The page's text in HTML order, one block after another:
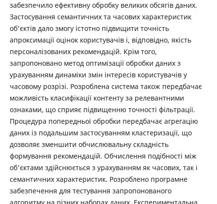
забезпечило ефективну обробку великих обсягів даних.
Застосування семантичних та часових характеристик
об'єктів дало змогу істотно підвищити точність
апроксимації оцінок користувачів і, відповідно, якість
персоналізованих рекомендацій. Крім того,
запропоновано метод оптимізації обробки даних з
урахуванням динаміки змін інтересів користувачів у
часовому розрізі. Розроблена система також передбачає
можливість класифікації контенту за релевантними
ознаками, що сприяє підвищенню точності фільтрації.
Процедура попередньої обробки передбачає агрегацію
даних із подальшим застосуванням кластеризації, що
дозволяє зменшити обчислювальну складність
формування рекомендацій. Обчислення подібності між
об'єктами здійснюється з урахуванням як часових, так і
семантичних характеристик. Розроблено програмне
забезпечення для тестування запропонованого